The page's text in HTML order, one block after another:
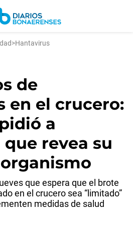
>Hantavirus
de
en el crucero:
a
revea su
que espera que el brote
en el crucero sea “limitado”
medidas de salud